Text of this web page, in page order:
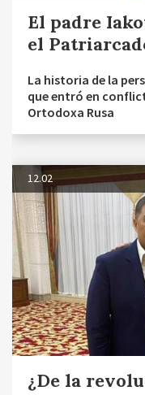
El padre
el
La historia de la
que entró en
Ortodoxa Rusa
12.02
¿De la